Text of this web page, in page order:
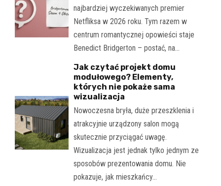
najbardziej wyczekiwanych premier
Netfliksa w 2026 roku. Tym razem w
centrum romantycznej opowieści staje
Benedict Bridgerton – postać, na…
Jak czytać projekt domu
modułowego? Elementy,
których nie pokaże sama
wizualizacja
Nowoczesna bryła, duże przeszklenia i
atrakcyjnie urządzony salon mogą
skutecznie przyciągać uwagę.
Wizualizacja jest jednak tylko jednym ze
sposobów prezentowania domu. Nie
pokazuje, jak mieszkańcy…